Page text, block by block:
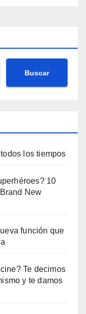
Buscar
los tiempos
10
New
función que
Te decimos
y te damos